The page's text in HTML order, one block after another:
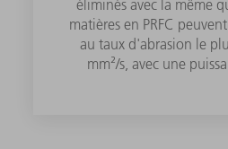
éliminés avec la même
matières en PRFC
au taux d'abrasion le
mm²/s, avec une